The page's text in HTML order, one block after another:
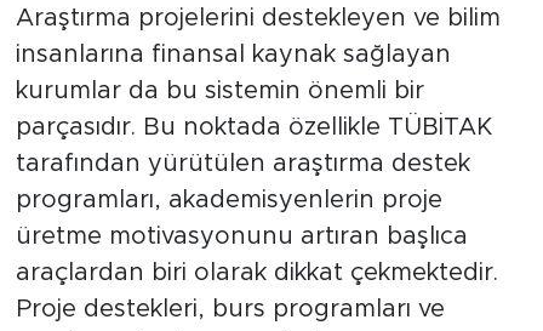
Araştırma projelerini destekleyen ve bilim
insanlarına finansal kaynak sağlayan
kurumlar da bu sistemin önemli bir
parçasıdır. Bu noktada özellikle TÜBİTAK
tarafından yürütülen araştırma destek
programları, akademisyenlerin proje
üretme motivasyonunu artıran başlıca
araçlardan biri olarak dikkat çekmektedir.
Proje destekleri, burs programları ve